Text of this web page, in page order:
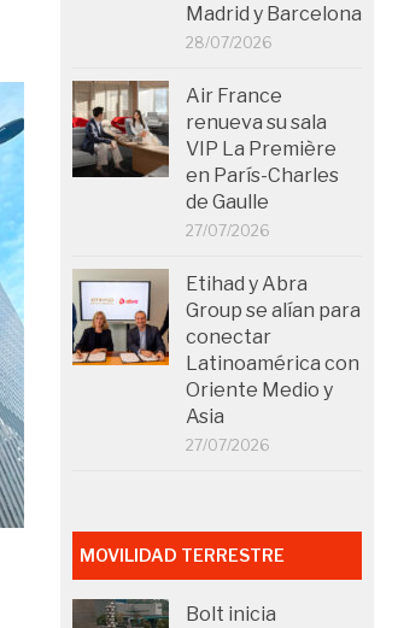
Madrid y Barcelona
28/07/2026
Air France
renueva su sala
VIP La Première
en París-Charles
de Gaulle
27/07/2026
Etihad y Abra
Group se alían para
conectar
Latinoamérica con
Oriente Medio y
Asia
27/07/2026
MOVILIDAD TERRESTRE
Bolt inicia